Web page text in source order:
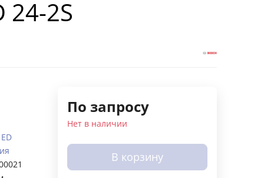
24-2S
По запросу
Нет в наличии
В корзину